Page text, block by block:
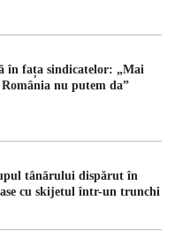
în fața sindicatelor: „Mai
nu putem da”
tânărului dispărut în
cu skijetul într-un trunchi